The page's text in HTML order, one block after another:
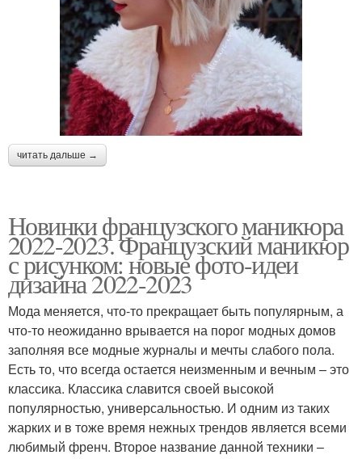
читать дальше →
Новинки французского маникюра
2022-2023. Французский маникюр
с рисунком: новые фото-идеи
дизайна 2022-2023
Мода меняется, что-то прекращает быть популярным, а
что-то неожиданно врывается на порог модных домов
заполняя все модные журналы и мечты слабого пола.
Есть то, что всегда остается неизменным и вечным – это
классика. Классика славится своей высокой
популярностью, универсальностью. И одним из таких
жарких и в тоже время нежных трендов является всеми
любимый френч. Второе название данной техники –